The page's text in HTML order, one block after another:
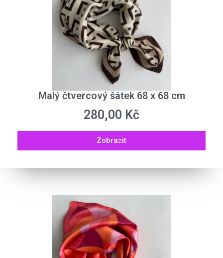
Malý čtvercový šátek 68 x 68 cm
280,00 Kč
Zobrazit